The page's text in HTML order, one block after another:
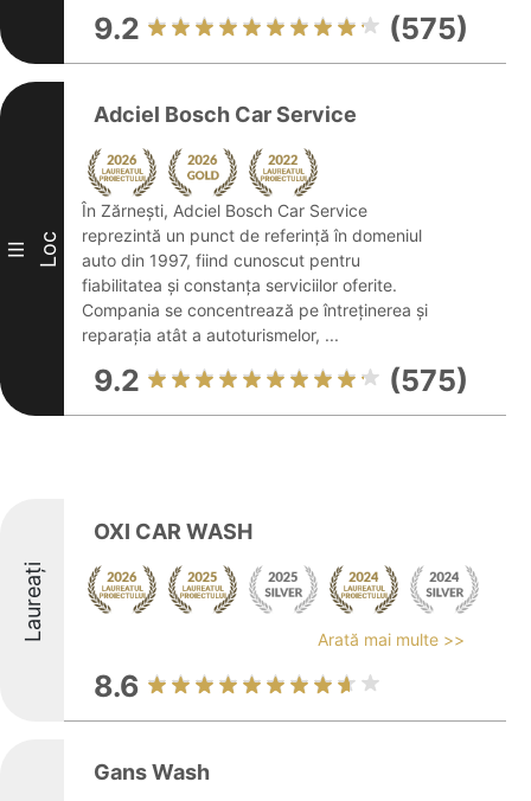
9.2 (575)
III Loc
Adciel Bosch Car Service
În Zărneşti, Adciel Bosch Car Service
reprezintă un punct de referință în domeniul
auto din 1997, fiind cunoscut pentru
fiabilitatea și constanța serviciilor oferite.
Compania se concentrează pe întreținerea și
reparația atât a autoturismelor, ...
9.2 (575)
Laureați
OXI CAR WASH
Arată mai multe >>
8.6
Gans Wash